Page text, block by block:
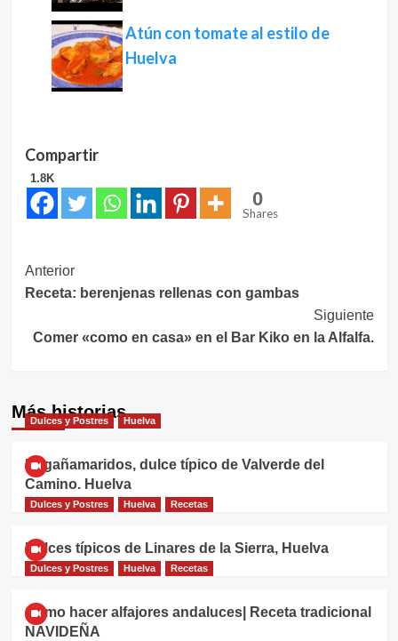
Atún con tomate al estilo de
Huelva
Compartir
1.8K
0
Shares
Navegación
de
entradas
Anterior
Receta: berenjenas rellenas con gambas
Siguiente
Comer «como en casa» en el Bar Kiko en la Alfalfa.
Más historias
Dulces y Postres Huelva
Engañamaridos, dulce típico de Valverde del
Camino. Huelva
Dulces y Postres Huelva Recetas
Dulces típicos de Linares de la Sierra, Huelva
Dulces y Postres Huelva Recetas
Cómo hacer alfajores andaluces| Receta tradicional
NAVIDEÑA